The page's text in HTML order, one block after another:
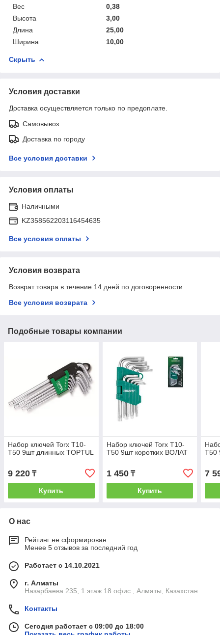
Вес
0,38
Высота
3,00
Длина
25,00
Ширина
10,00
Скрыть
Условия доставки
Доставка осуществляется только по предоплате.
Самовывоз
Доставка по городу
Все условия доставки
Условия оплаты
Наличными
KZ358562203116454635
Все условия оплаты
Условия возврата
Возврат товара в течение 14 дней по договоренности
Все условия возврата
Подобные товары компании
Набор ключей Torx T10-
Т50 9шт длинных TOPTUL
9 220 ₸
Купить
Набор ключей Torx T10-
T50 9шт коротких ВОЛАТ
1 450₸
Купить
Т50
7
О нас
Рейтинг не сформирован
Менее 5 отзывов за последний год
Работает с 14.10.2021
г. Алматы
Назарбаева 235, 1 этаж 18 офис , Алматы, Казахстан
Контакты
Сегодня работает с 09:00 до 18:00